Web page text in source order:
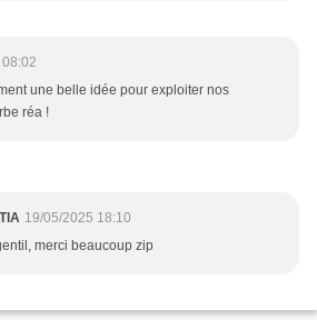
une belle idée pour exploiter nos
réa !
19/05/2025 18:10
merci beaucoup zip